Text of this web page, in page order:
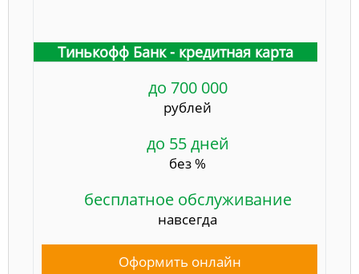
Тинькофф Банк - кредитная карта
до 700 000
рублей
до 55 дней
без %
бесплатное обслуживание
навсегда
Оформить онлайн